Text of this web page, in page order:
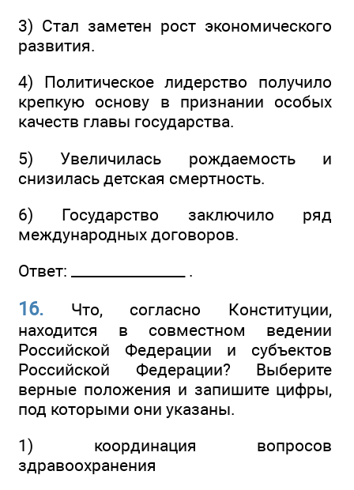
3) Стал заметен рост экономического
развития.
4) Политическое лидерство получило
крепкую основу в признании особых
качеств главы государства.
5) Увеличилась рождаемость и
снизилась детская смертность.
6) Государство заключило ряд
международных договоров.
Ответ: ________________ .
16. Что, согласно Конституции,
находится в совместном ведении
Российской Федерации и субъектов
Российской Федерации? Выберите
верные положения и запишите цифры,
под которыми они указаны.
1) координация вопросов
здравоохранения